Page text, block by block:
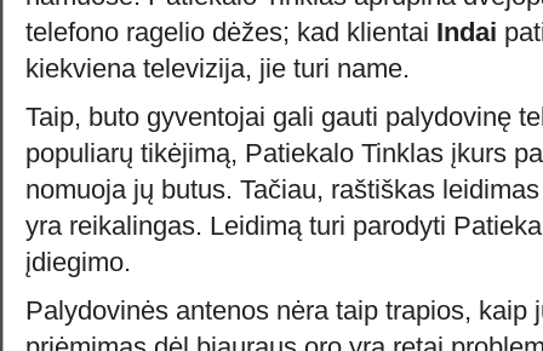
telefono ragelio dėžes; kad klientai Indai
kiekviena televizija, jie turi name.
Taip, buto gyventojai gali gauti palydovinę
populiarų tikėjimą, Patiekalo Tinklas įkurs
nomuoja jų butus. Tačiau, raštiškas
yra reikalingas. Leidimą turi parodyti
įdiegimo.
Palydovinės antenos nėra taip trapios, kaip